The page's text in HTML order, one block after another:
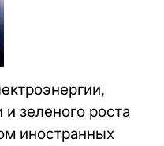
зеленого роста
иностранных